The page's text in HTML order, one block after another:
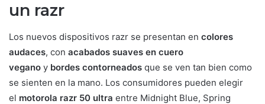
un razr
Los nuevos dispositivos razr se presentan en colores
audaces, con acabados suaves en cuero
vegano y bordes contorneados que se ven tan bien como
se sienten en la mano. Los consumidores pueden elegir
el motorola razr 50 ultra entre Midnight Blue, Spring